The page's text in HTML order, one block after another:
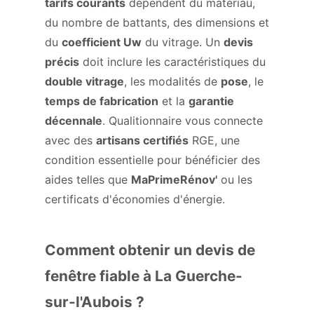
tarifs courants dépendent du matériau,
du nombre de battants, des dimensions et
du coefficient Uw du vitrage. Un devis
précis doit inclure les caractéristiques du
double vitrage, les modalités de pose, le
temps de fabrication et la garantie
décennale. Qualitionnaire vous connecte
avec des artisans certifiés RGE, une
condition essentielle pour bénéficier des
aides telles que MaPrimeRénov' ou les
certificats d'économies d'énergie.
Comment obtenir un devis de
fenêtre fiable à La Guerche-
sur-l'Aubois ?